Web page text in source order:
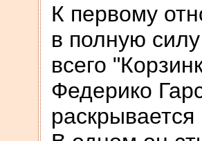
К первому
в полную
всего
Федерико